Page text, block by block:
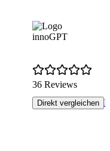
innoGPT
36 Reviews
Direkt vergleichen